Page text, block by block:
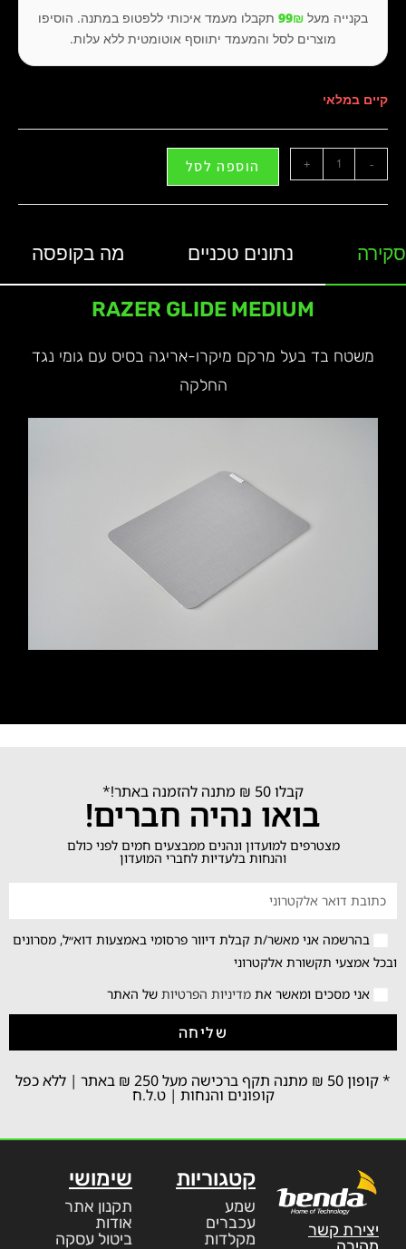
בקנייה מעל 99₪ תקבלו מעמד איכותי ללפטופ במתנה. הוסיפו
מוצרים לסל והמעמד יתווסף אוטומטית ללא עלות.
קיים במלאי
-
+ הוספה לסל
סקירה נתונים טכניים מה בקופסה
RAZER GLIDE MEDIUM
משטח בד בעל מרקם מיקרו-אריגה בסיס עם גומי נגד
החלקה
קבלו 50 ₪ מתנה להזמנה באתר!*
בואו נהיה חברים!
מצטרפים למועדון ונהנים ממבצעים חמים לפני כולם
והנחות בלעדיות לחברי המועדון
בהרשמה אני מאשר/ת קבלת דיוור פרסומי באמצעות דוא״ל, מסרונים
ובכל אמצעי תקשורת אלקטרוני
אני מסכים ומאשר את מדיניות הפרטיות של האתר
שליחה
* קופון 50 ₪ מתנה תקף ברכישה מעל 250 ₪ באתר | ללא כפל
קופונים והנחות | ט.ל.ח
יצירת קשר
קטגוריות
שמע
עכברים
מקלדות
שימושי
תקנון אתר
אודות
ביטול עסקה